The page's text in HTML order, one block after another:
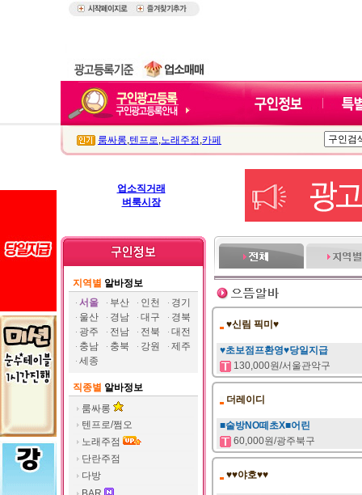
룸싸롱,텐프로,노래주점 ,카페
업소직거래
벼룩시장
지역별 알바정보
서울
부산 인천
경기
울산
경남 대구
경북
광주
전남 전북
대전
충남
충북 강원
제주
세종
직종별 알바정보
룸싸롱
텐프로/쩜오
노래주점
단란주점
다방
♥신림 픽미♥
♥초보점프환영♥당일지급
130,000원/서울관악구
더레이디
■술방NO떼초X■어린
60,000원/광주북구
♥♥야호♥♥